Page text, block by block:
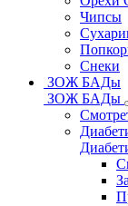
Чипсы
Снеки
ЗОЖ БАДы
ЗОЖ БАДы